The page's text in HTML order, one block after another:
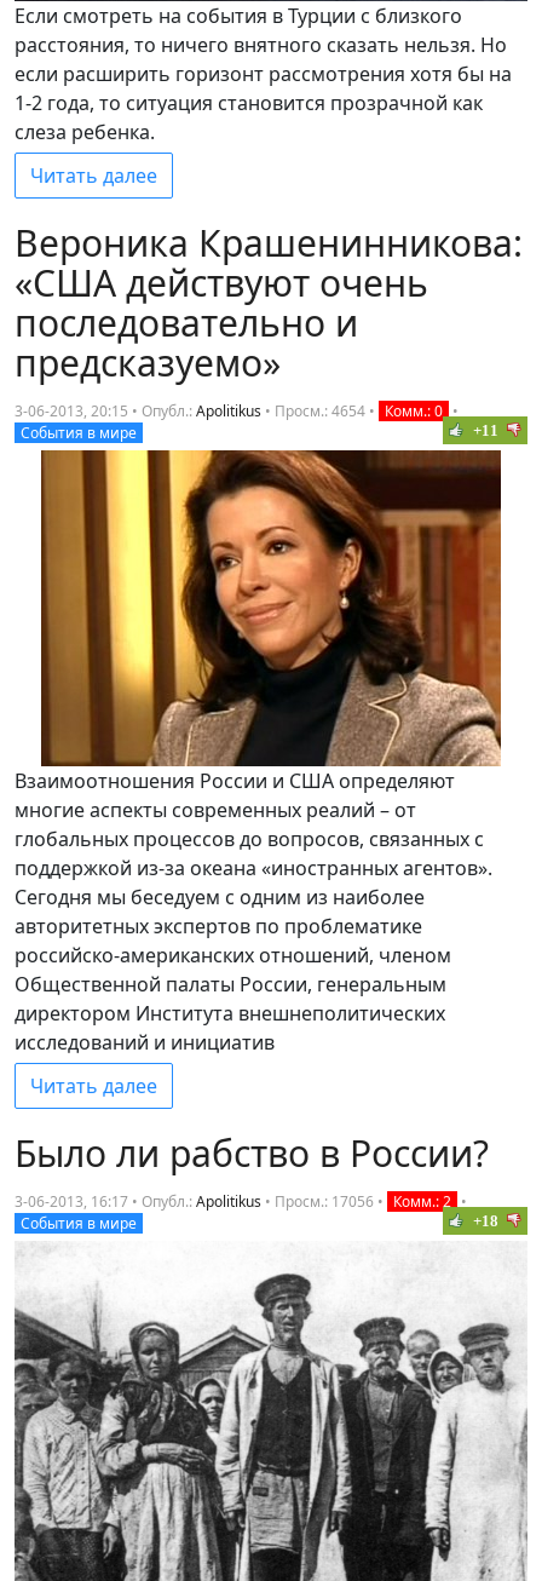
Если смотреть на события в Турции с близкого
расстояния, то ничего внятного сказать нельзя. Но
если расширить горизонт рассмотрения хотя бы на
1-2 года, то ситуация становится прозрачной как
слеза ребенка.
Читать далее
Вероника Крашенинникова:
«США действуют очень
последовательно и
предсказуемо»
3-06-2013, 20:15 • Опубл.:Apolitikus • Просм.: 4654 • Комм.: 0 •
События в мире
+11
Взаимоотношения России и США определяют
многие аспекты современных реалий – от
глобальных процессов до вопросов, связанных с
поддержкой из-за океана «иностранных агентов».
Сегодня мы беседуем с одним из наиболее
авторитетных экспертов по проблематике
российско-американских отношений, членом
Общественной палаты России, генеральным
директором Института внешнеполитических
исследований и инициатив
Читать далее
Было ли рабство в России?
3-06-2013, 16:17 • Опубл.:Apolitikus • Просм.: 17056 • Комм.: 2 •
События в мире
+18